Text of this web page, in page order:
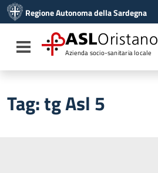
Vai al menu di navigazione
Vai al footer
Regione Autonoma della Sardegna
Toggle navigation
ASLOristano
Azienda socio-sanitaria locale
Tag:tg Asl 5